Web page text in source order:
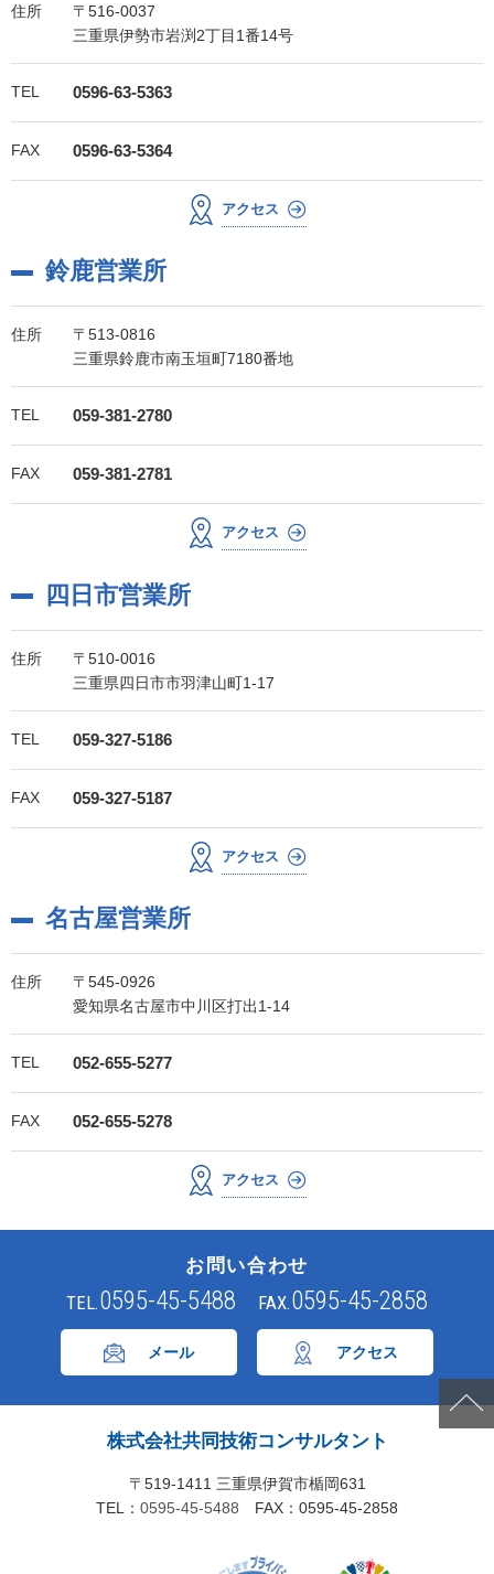
住所
〒516-0037
三重県伊勢市岩渕2丁目1番14号
TEL 0596-63-5363
FAX 0596-63-5364
アクセス
鈴鹿営業所
住所
〒513-0816
三重県鈴鹿市南玉垣町7180番地
TEL 059-381-2780
FAX 059-381-2781
アクセス
四日市営業所
住所
〒510-0016
三重県四日市市羽津山町1-17
TEL 059-327-5186
FAX 059-327-5187
アクセス
名古屋営業所
住所
〒545-0926
愛知県名古屋市中川区打出1-14
TEL 052-655-5277
FAX 052-655-5278
アクセス
お問い合わせ
TEL.0595-45-5488 FAX.0595-45-2858
メール アクセス
株式会社共同技術コンサルタント
〒519-1411 三重県伊賀市楯岡631
TEL： 0595-45-5488 FAX：0595-45-2858